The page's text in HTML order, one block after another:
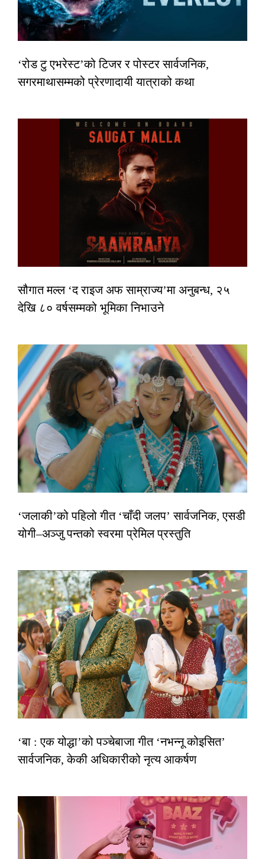
‘रोड टु एभरेस्ट’को टिजर र पोस्टर सार्वजनिक,
सगरमाथासम्मको प्रेरणादायी यात्राको कथा
सौगात मल्ल ‘द राइज अफ साम्राज्य’मा अनुबन्ध, २५
देखि ८० वर्षसम्मको भूमिका निभाउने
‘जलाकी’को पहिलो गीत ‘चाँदी जलप’ सार्वजनिक, एसडी
योगी–अञ्जु पन्तको स्वरमा प्रेमिल प्रस्तुति
‘बा : एक योद्धा’को पञ्चेबाजा गीत ‘नभन्नू कोइसित’
सार्वजनिक, केकी अधिकारीको नृत्य आकर्षण